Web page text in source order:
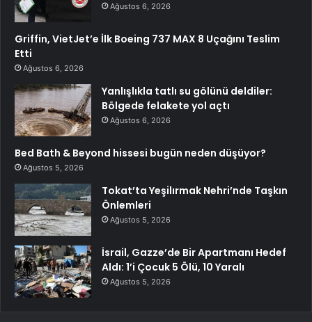
Ağustos 6, 2026
Griffin, VietJet’e İlk Boeing 737 MAX 8 Uçağını Teslim
Etti
Ağustos 6, 2026
Yanlışlıkla tatlı su gölünü deldiler:
Bölgede felakete yol açtı
Ağustos 6, 2026
Bed Bath & Beyond hissesi bugün neden düşüyor?
Ağustos 5, 2026
Tokat’ta Yeşilırmak Nehri’nde Taşkın
Önlemleri
Ağustos 5, 2026
İsrail, Gazze’de Bir Apartmanı Hedef
Aldı: 1’i Çocuk 5 Ölü, 10 Yaralı
Ağustos 5, 2026